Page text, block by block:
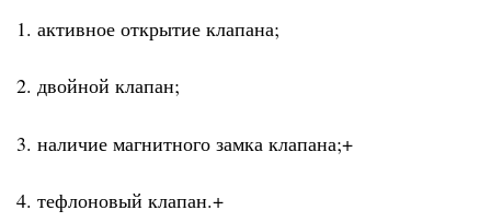
1. активное открытие клапана;
2. двойной клапан;
3. наличие магнитного замка клапана;+
4. тефлоновый клапан.+